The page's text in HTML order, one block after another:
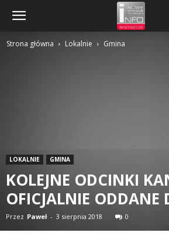
Strona główna Lokalnie Gmina
LOKALNIE GMINA
KOLEJNE ODCINKI
OFICJALNIE ODDANE
Przez Paweł - 3 sierpnia 2018 0